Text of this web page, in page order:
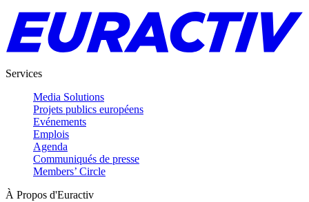
Services
Media Solutions
Projets publics européens
Evénements
Emplois
Agenda
Communiqués de presse
Members’ Circle
À Propos d'Euractiv